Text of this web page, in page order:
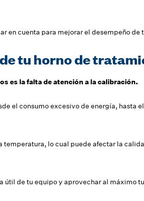
en cuenta para mejorar el desempeño de
tu horno de
es la falta de atención a la calibración.
el consumo excesivo de energía, hasta
lo cual puede afectar la
de tu equipo y aprovechar al máximo